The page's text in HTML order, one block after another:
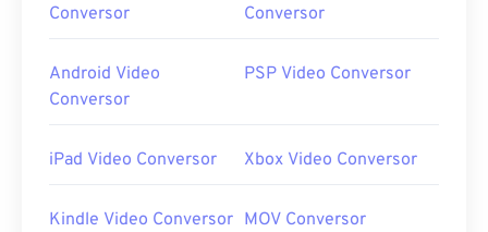
Conversor
Conversor
Android Video
Conversor
PSP Video Conversor
iPad Video Conversor Xbox Video Conversor
Kindle Video Conversor MOV Conversor